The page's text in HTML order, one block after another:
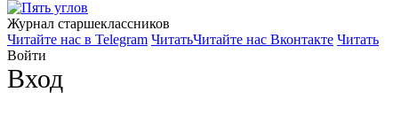
Журнал старшекласcников
Читайте нас в Telegram ЧитатьЧитайте нас Вконтакте Читать
Войти
Вход